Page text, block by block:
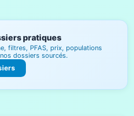
pratiques
filtres, PFAS, prix, populations
dossiers sourcés.